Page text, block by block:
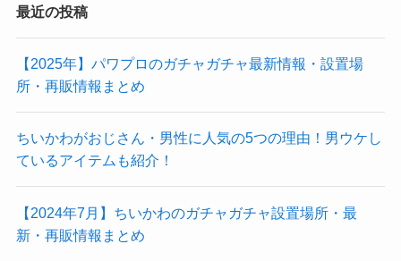
最近の投稿
【2025年】パワプロのガチャガチャ最新情報・設置場
所・再販情報まとめ
ちいかわがおじさん・男性に人気の5つの理由！男ウケし
ているアイテムも紹介！
【2024年7月】ちいかわのガチャガチャ設置場所・最
新・再販情報まとめ